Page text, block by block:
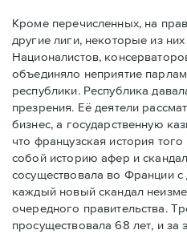
Кроме перечисленных, на
другие лиги, некоторые из
Националистов,
объединяло неприятие
республики. Республика
презрения. Её деятели
бизнес, а государственную
что французская история
собой историю афер и
сосуществовала во Франции
каждый новый скандал
очередного правительства.
просуществовала 68 лет, и за